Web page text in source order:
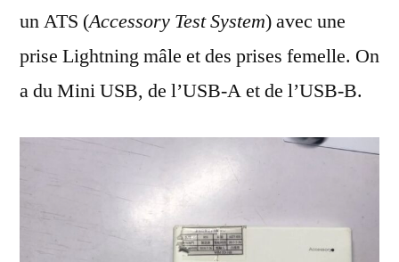
un ATS (Accessory Test System) avec une
prise Lightning mâle et des prises femelle. On
a du Mini USB, de l’USB-A et de l’USB-B.